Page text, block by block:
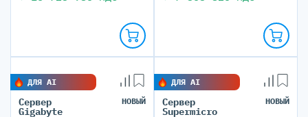
ДЛЯ AI
Сервер
Gigabyte
НОВЫЙ
ДЛЯ AI
Сервер
Supermicro
НОВЫЙ